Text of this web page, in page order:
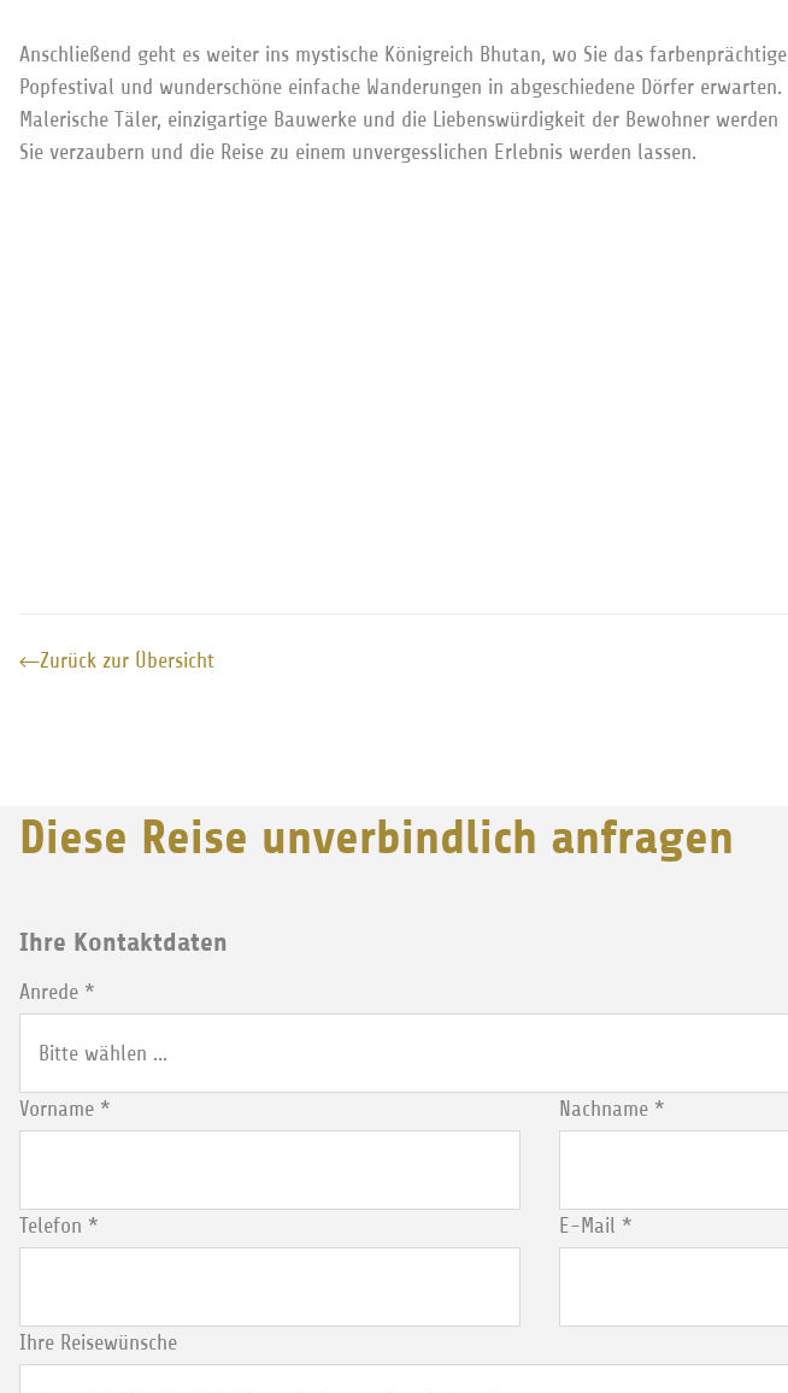
Anschließend geht es weiter ins mystische Königreich Bhutan, wo Sie das farbenprächtige
Popfestival und wunderschöne einfache Wanderungen in abgeschiedene Dörfer erwarten.
Malerische Täler, einzigartige Bauwerke und die Liebenswürdigkeit der Bewohner werden
Sie verzaubern und die Reise zu einem unvergesslichen Erlebnis werden lassen.
Zurück zur Übersicht
Diese Reise unverbindlich anfragen
Ihre Kontaktdaten
Anrede *
Vorname * Nachname *
Telefon * E-Mail *
Ihre Reisewünsche